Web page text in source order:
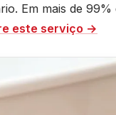
Em mais de
este serviço →